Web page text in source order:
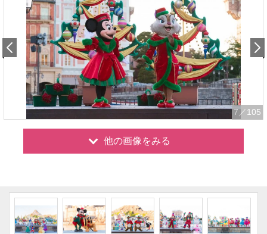
7／105
他の画像をみる